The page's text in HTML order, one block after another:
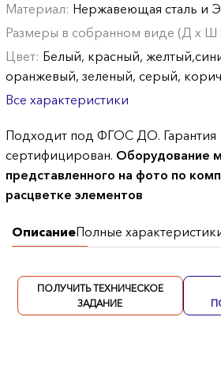
Материал: Нержавеющая сталь и
Размеры в собранном виде (Д х Ш
Цвет: Белый, красный,
оранжевый, зеленый, серый,
Все характеристики
Подходит под ФГОС ДО. Гарантия
сертифицирован. Оборудование
представленного на фото по
расцветке элементов
ОписаниеПолные
ПОЛУЧИТЬ ТЕХНИЧЕСКОЕ
ЗАДАНИЕ